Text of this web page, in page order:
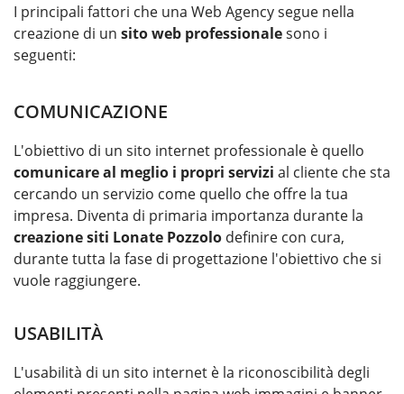
I principali fattori che una Web Agency segue nella
creazione di un sito web professionalesono i
seguenti:
COMUNICAZIONE
L'obiettivo di un sito internet professionale è quello
comunicare al meglio i propri servizi al cliente che sta
cercando un servizio come quello che offre la tua
impresa. Diventa di primaria importanza durante la
creazione siti Lonate Pozzolo definire con cura,
durante tutta la fase di progettazione l'obiettivo che si
vuole raggiungere.
USABILITÀ
L'usabilità di un sito internet è la riconoscibilità degli